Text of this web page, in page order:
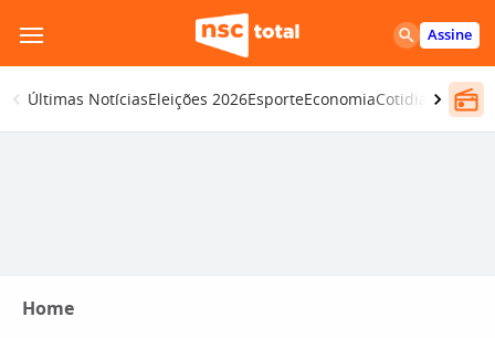
para
o
conteúdo
Assine
Últimas NotíciasEleições 2026EsporteEconomiaCotidiano
Home